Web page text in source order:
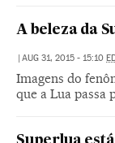
A beleza da
| AUG 31, 2015 - 15:10
Imagens do
que a Lua passa